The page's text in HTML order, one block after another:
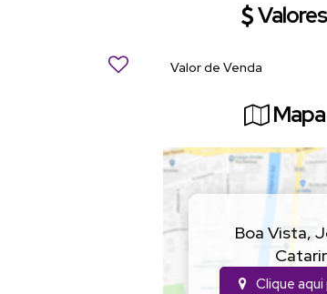
Valor de Venda
Boa Vista,
Clique